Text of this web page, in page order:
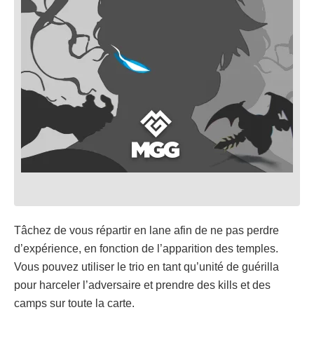
Tâchez de vous répartir en lane afin de ne pas perdre
d’expérience, en fonction de l’apparition des temples.
Vous pouvez utiliser le trio en tant qu’unité de guérilla
pour harceler l’adversaire et prendre des kills et des
camps sur toute la carte.